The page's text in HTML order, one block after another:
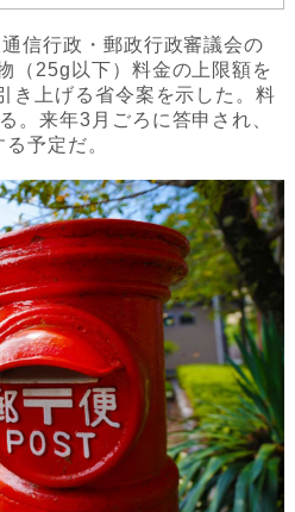
信行政・郵政行政審議会の
（25g以下）料金の上限額を
き上げる省令案を示した。料
。来年3月ごろに答申され、
予定だ。